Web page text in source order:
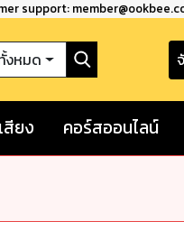
support:
งหมด
สียง คอร์สออนไลน์